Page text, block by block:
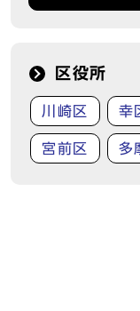
区役所
川崎区 幸
宮前区 多